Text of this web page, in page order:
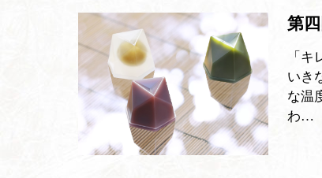
和菓子であなたのキレイを応
ニホンミツバチ養蜂
100年の里山づくり
第
「
いき
な温
わ…